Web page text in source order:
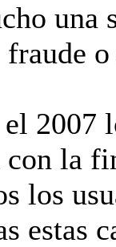
una
2007
la
los
estas